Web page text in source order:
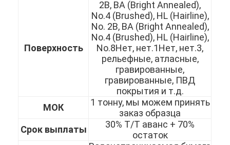
Экскурсия по заводу
Контроль качества
холоднопрокатный лист нержавеющей стали
Поверхность
2B, BA (Bright Annealed),
No.4 (Brushed), HL (Hairline),
No. 2B, BA (Bright Annealed),
No.4 (Brushed), HL (Hairline),
No.8Нет, нет.1Нет, нет.3,
рельефные, атласные,
гравированные,
гравированные, ПВД
покрытия и т.д.
МОК
1 тонну, мы можем принять
заказ образца
Срок выплаты
30% Т/Т аванс + 70%
остаток